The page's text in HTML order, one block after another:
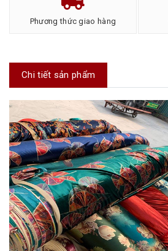
Phương thức giao hàng
Chi tiết sản phẩm